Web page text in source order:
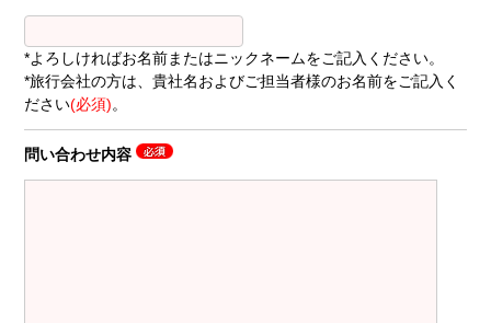
*よろしければお名前またはニックネームをご記入ください。
*旅行会社の方は、貴社名およびご担当者様のお名前をご記入く
ださい(必須)。
問い合わせ内容